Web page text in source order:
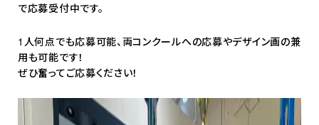
で応募受付中です。
1人何点でも応募可能、両コンクールへの応募やデザイン画の兼
用も可能です！
ぜひ奮ってご応募ください！